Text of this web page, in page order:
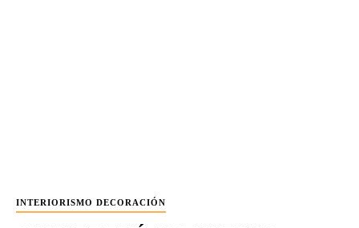
INTERIORISMO DECORACIÓN